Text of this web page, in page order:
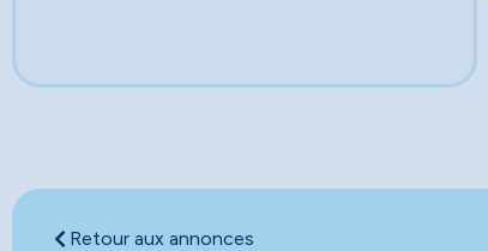
Retour aux annonces